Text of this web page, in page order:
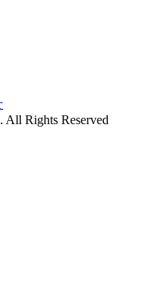
Rights Reserved